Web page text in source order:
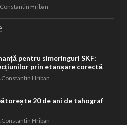
Hriban
pentru simeringuri SKF:
prin etanșare corectă
Constantin Hriban
20 de ani de tahograf
Constantin Hriban